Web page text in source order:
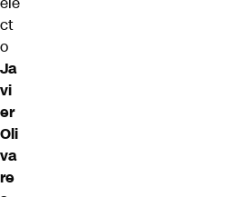
ct
o
Ja
vi
er
Oli
va
re